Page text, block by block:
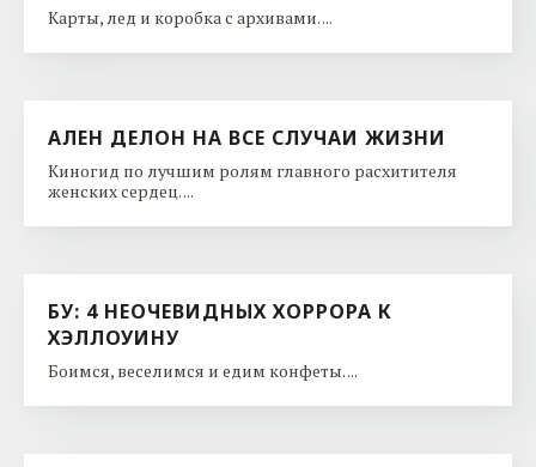
Карты, лед и коробка с архивами. ...
АЛЕН ДЕЛОН НА ВСЕ СЛУЧАИ ЖИЗНИ
Киногид по лучшим ролям главного расхитителя
женских сердец. ...
БУ: 4 НЕОЧЕВИДНЫХ ХОРРОРА К
ХЭЛЛОУИНУ
Боимся, веселимся и едим конфеты. ...